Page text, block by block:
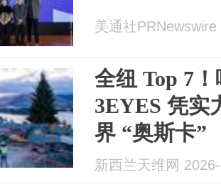
美通社
全纽 Top 7
3EYES 凭实
界 “奥斯卡”
新西兰天维网